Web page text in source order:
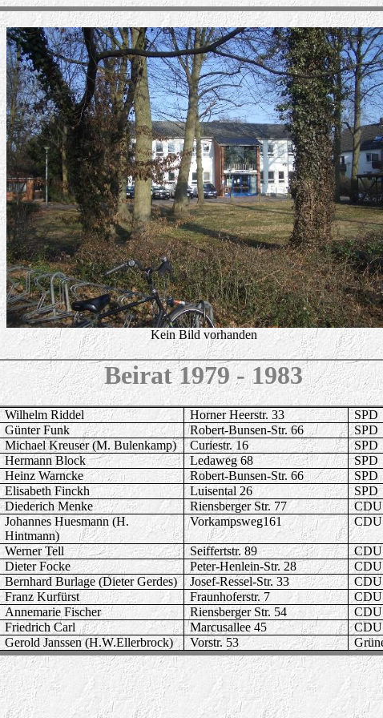
Kein Bild vorhanden
Beirat1979 - 1983
Wilhelm Riddel Horner Heerstr. 33
SPD
Günter Funk
Robert-Bunsen-Str. 66
SPD
Michael Kreuser (M. Bulenkamp)
Curiestr. 16
SPD
Hermann Block
Ledaweg 68
SPD
Heinz Warncke
Robert-Bunsen-Str. 66
SPD
Elisabeth Finckh
Luisental 26
SPD
Diederich Menke
Riensberger Str. 77
CDU
Johannes Huesmann (H.
Hintmann)
Vorkampsweg161 CDU
Werner Tell Seiffertstr. 89
CDU
Dieter Focke
Peter-Henlein-Str. 28
CDU
Bernhard Burlage (Dieter Gerdes)
Josef-Ressel-Str. 33
CDU
Franz Kurfürst
Fraunhoferstr. 7
CDU
Annemarie Fischer
Riensberger Str. 54
CDU
Friedrich Carl
Marcusallee 45
CDU
Gerold Janssen (H.W.Ellerbrock)
Vorstr. 53